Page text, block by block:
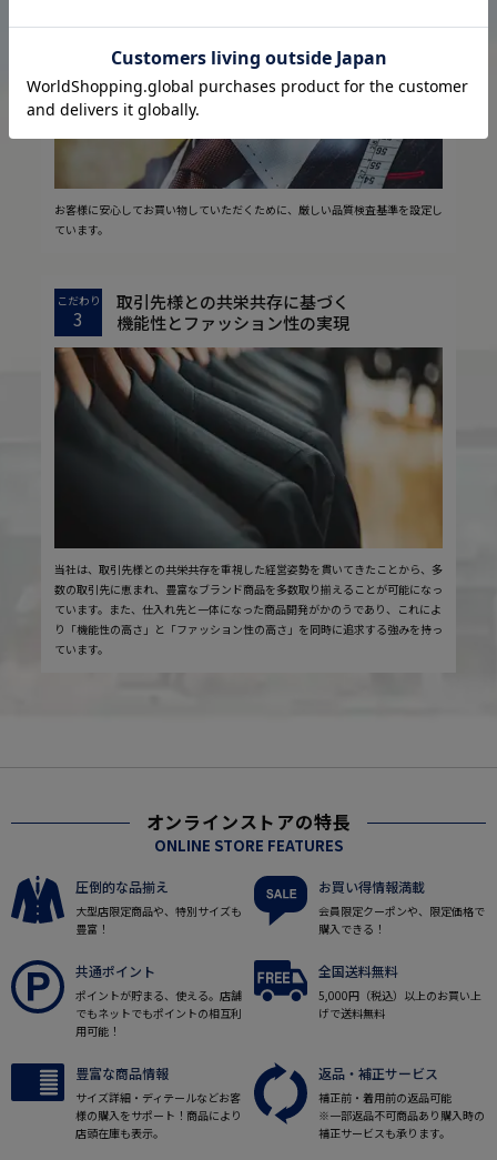
お客様に安心してお買い物していただくために、厳しい品質検査基準を設定し
ています。
こだわり
3
取引先様との共栄共存に基づく
機能性とファッション性の実現
当社は、取引先様との共栄共存を重視した経営姿勢を貫いてきたことから、多
数の取引先に恵まれ、豊富なブランド商品を多数取り揃えることが可能になっ
ています。また、仕入れ先と一体になった商品開発がかのうであり、これによ
り「機能性の高さ」と「ファッション性の高さ」を同時に追求する強みを持っ
ています。
オンラインストアの特長
ONLINE STORE FEATURES
圧倒的な品揃え
大型店限定商品や、特別サイズも
豊富！
お買い得情報満載
会員限定クーポンや、限定価格で
購入できる！
共通ポイント
ポイントが貯まる、使える。店舗
でもネットでもポイントの相互利
用可能！
全国送料無料
5,000円（税込）以上のお買い上
げで送料無料
豊富な商品情報
サイズ詳細・ディテールなどお客
様の購入をサポート！商品により
店頭在庫も表示。
返品・補正サービス
補正前・着用前の返品可能
※一部返品不可商品あり購入時の
補正サービスも承ります。